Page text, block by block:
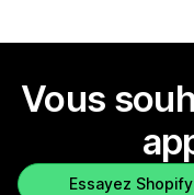
Vous
Essayez